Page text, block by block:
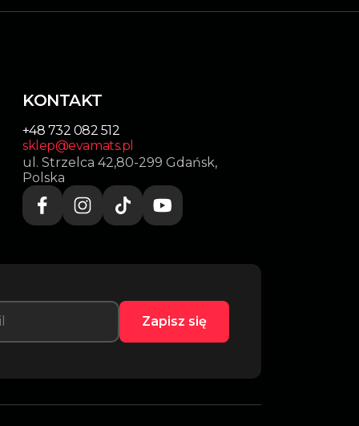
KONTAKT
+48 732 082 512
sklep@evamats.pl
ul. Strzelca 42,80-299 Gdańsk,
Polska
Zapisz się